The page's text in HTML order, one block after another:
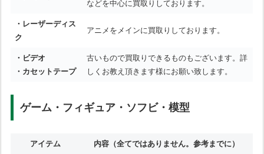
などを中心に買取りしております。
・レーザーディス
ク
アニメをメインに買取りしております。
・ビデオ
・カセットテープ
古いもので買取りできるものもございます。詳
しくお教え頂きます様にお願い致します。
ゲーム・フィギュア・ソフビ・模型
アイテム 内容（全てではありません。参考までに）